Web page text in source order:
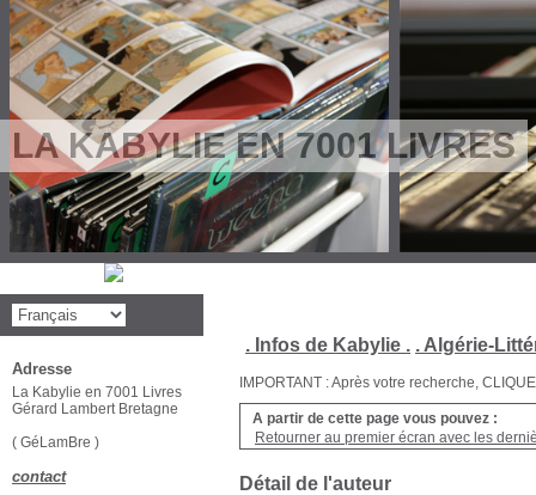
LA KABYLIE EN 7001 LIVRES
. Infos de Kabylie . . Algérie-
IMPORTANT : Après votre recherche,
A partir de cette page vous pouvez :
Retourner au premier écran avec les
Détail de l'auteur
Adresse
La Kabylie en 7001 Livres
Gérard Lambert Bretagne
( GéLamBre )
contact